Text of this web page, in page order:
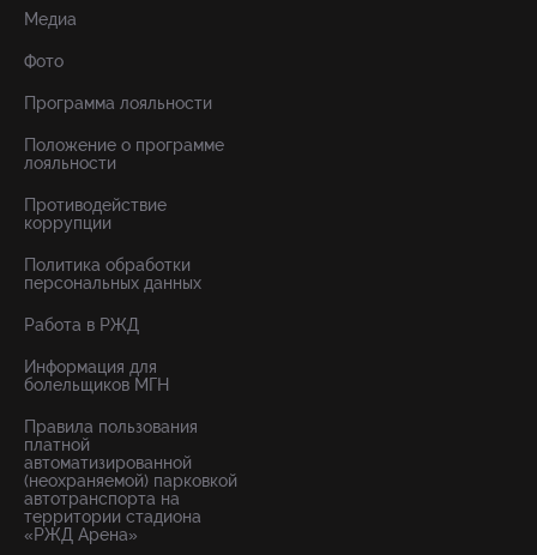
Медиа
Фото
Программа лояльности
Положение о программе
лояльности
Противодействие
коррупции
Политика обработки
персональных данных
Работа в РЖД
Информация для
болельщиков МГН
Правила пользования
платной
автоматизированной
(неохраняемой) парковкой
автотранспорта на
территории стадиона
«РЖД Арена»